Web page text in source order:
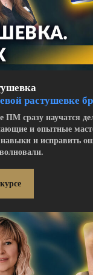
растушевке
сразу научатся
и опытные
и исправить